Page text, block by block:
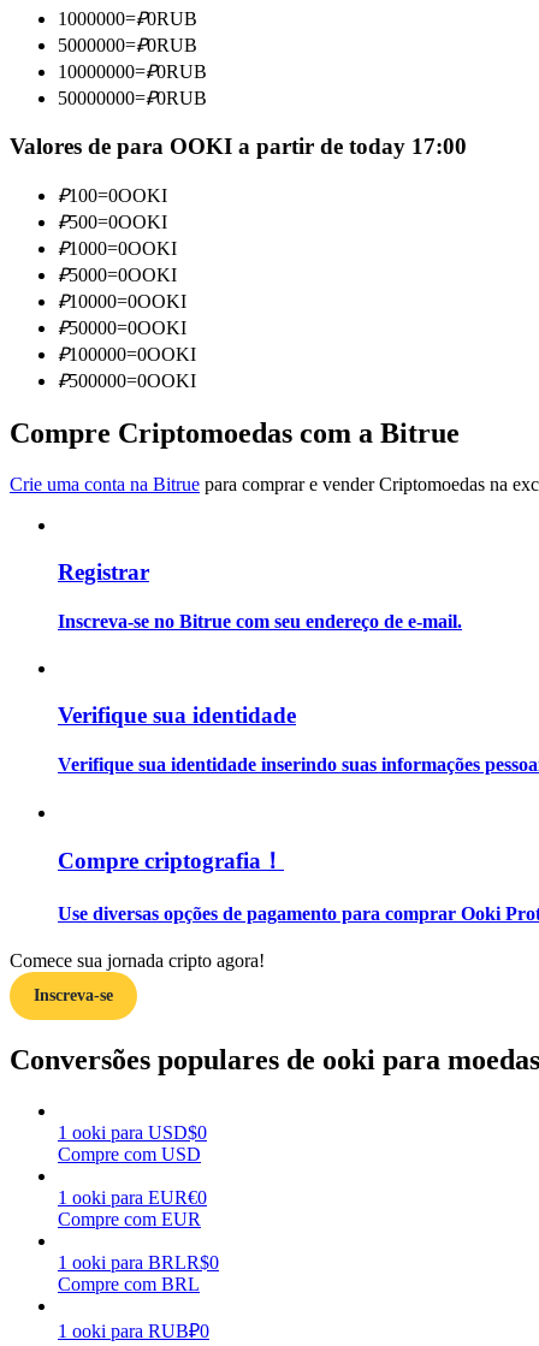
Junte-se aos principais traders
Torne-se um Trader de Cópias
Desfrute da partilha de lucros e comissões de copy trading
Informação
Análise de big data, incluindo informações comerciais, etc.
Guia
Estratégias de negociação
Aprenda como se manter lucrativo
1000000=₽0RUB
5000000=₽0RUB
10000000=₽0RUB
50000000=₽0RUB
Valores de para OOKI a partir de today 17:00
₽100=0OOKI
₽500=0OOKI
₽1000=0OOKI
₽5000=0OOKI
₽10000=0OOKI
₽50000=0OOKI
₽100000=0OOKI
₽500000=0OOKI
Compre Criptomoedas com a Bitrue
Crie uma conta na Bitrue para comprar e vender Criptomoedas na
Registrar
Inscreva-se no Bitrue com seu endereço de e-mail.
Verifique sua identidade
Verifique sua identidade inserindo suas informações
Compre criptografia！
Use diversas opções de pagamento para comprar Ooki
Comece sua jornada cripto agora!
Inscreva-se
Conversões populares de ooki para
1 ooki para USD$0
Compre com USD
1 ooki para EUR€0
Compre com EUR
1 ooki para BRLR$0
Compre com BRL
1 ooki para RUB₽0